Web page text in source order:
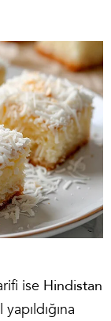
ise Hindistan